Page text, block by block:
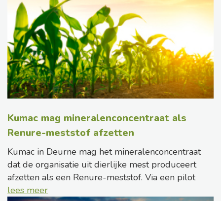
Kumac mag mineralenconcentraat als
Renure-meststof afzetten
Kumac in Deurne mag het mineralenconcentraat
dat de organisatie uit dierlijke mest produceert
afzetten als een Renure-meststof. Via een pilot
lees meer